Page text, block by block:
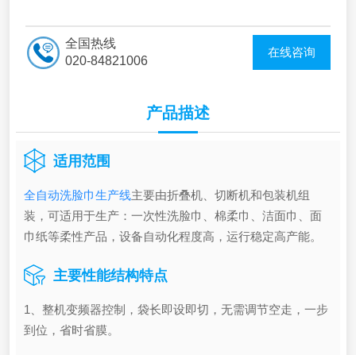
全国热线
020-84821006
在线咨询
产品描述
适用范围
全自动洗脸巾生产线主要由折叠机、切断机和包装机组
装，可适用于生产：一次性洗脸巾、棉柔巾、洁面巾、面
巾纸等柔性产品，设备自动化程度高，运行稳定高产能。
主要性能结构特点
1、整机变频器控制，袋长即设即切，无需调节空走，一步
到位，省时省膜。